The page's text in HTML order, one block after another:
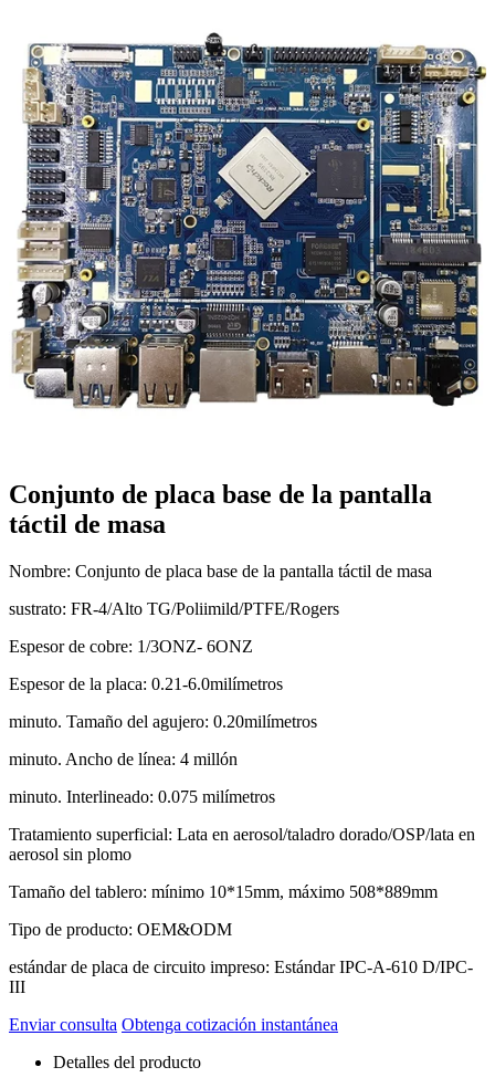
Conjunto de placa base de la pantalla
táctil de masa
Nombre: Conjunto de placa base de la pantalla táctil de masa
sustrato: FR-4/Alto TG/Poliimild/PTFE/Rogers
Espesor de cobre: 1/3ONZ- 6ONZ
Espesor de la placa: 0.21-6.0milímetros
minuto. Tamaño del agujero: 0.20milímetros
minuto. Ancho de línea: 4 millón
minuto. Interlineado: 0.075 milímetros
Tratamiento superficial: Lata en aerosol/taladro dorado/OSP/lata en
aerosol sin plomo
Tamaño del tablero: mínimo 10*15mm, máximo 508*889mm
Tipo de producto: OEM&ODM
estándar de placa de circuito impreso: Estándar IPC-A-610 D/IPC-
III
Enviar consulta Obtenga cotización instantánea
Detalles del producto